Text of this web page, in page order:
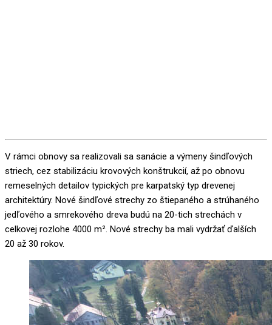
V rámci obnovy sa realizovali sa sanácie a výmeny šindľových
striech, cez stabilizáciu krovových konštrukcií, až po obnovu
remeselných detailov typických pre karpatský typ drevenej
architektúry. Nové šindľové strechy zo štiepaného a strúhaného
jedľového a smrekového dreva budú na 20-tich strechách v
celkovej rozlohe 4000 m². Nové strechy ba mali vydržať ďalších
20 až 30 rokov.